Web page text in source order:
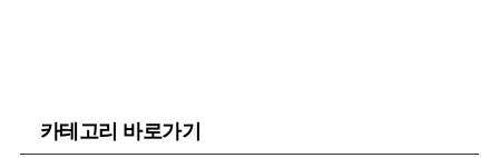
카테고리 바로가기